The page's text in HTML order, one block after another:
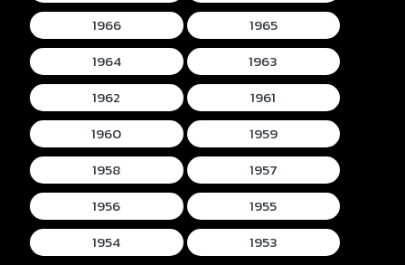
1966
1965
1964
1963
1962
1961
1960
1959
1958
1957
1956
1955
1954
1953